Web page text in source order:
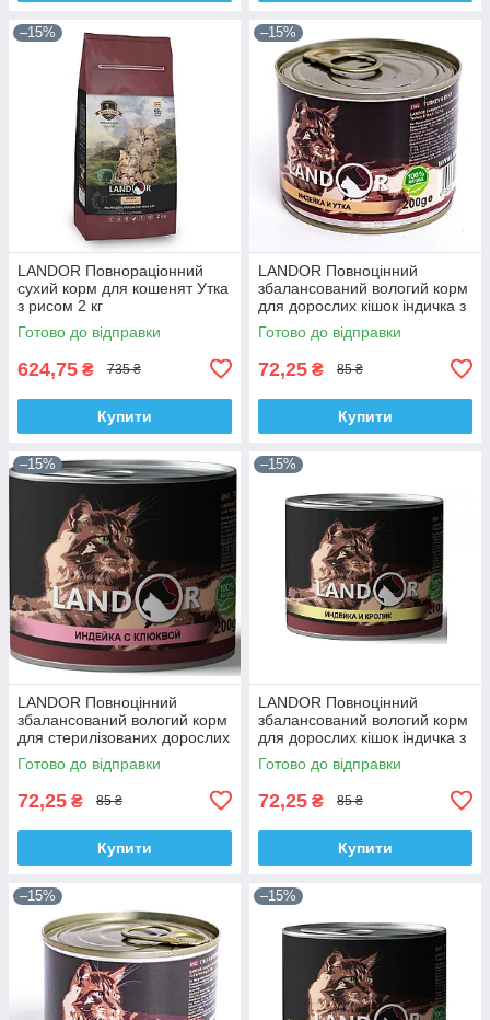
–15%
LANDOR Повнораціонний
сухий корм для кошенят Утка
з рисом 2 кг
Готово до відправки
624,75 ₴ 735 ₴
Купити
–15%
LANDOR Повноцінний
збалансований вологий корм
для дорослих кішок індичка з
качкою 0,2 кг
Готово до відправки
72,25 ₴ 85 ₴
Купити
–15%
LANDOR Повноцінний
збалансований вологий корм
для стерилізованих дорослих
кішок індичка з журавлиною
0,2кг
Готово до відправки
72,25 ₴ 85 ₴
Купити
–15%
LANDOR Повноцінний
збалансований вологий корм
для дорослих кішок індичка з
кроликом 0,2 кг
Готово до відправки
72,25 ₴ 85 ₴
Купити
–15% –15%